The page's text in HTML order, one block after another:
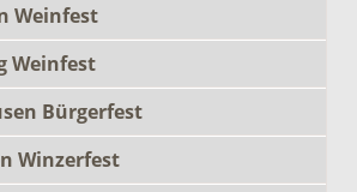
Weinfest
Weinfest
Bürgerfest
Winzerfest